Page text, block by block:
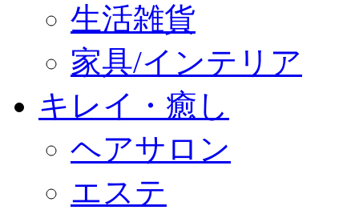
生活雑貨
家具/インテリア
キレイ・癒し
ヘアサロン
エステ